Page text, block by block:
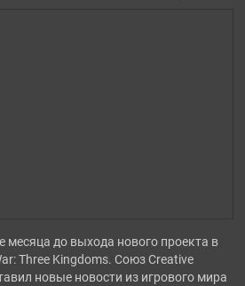
месяца до выхода нового проекта в
Three Kingdoms. Союз Creative
новые новости из игрового мира